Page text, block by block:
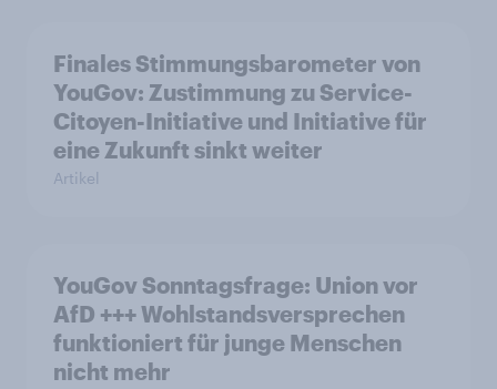
Finales Stimmungsbarometer von
YouGov: Zustimmung zu Service-
Citoyen-Initiative und Initiative für
eine Zukunft sinkt weiter
Artikel
YouGov Sonntagsfrage: Union vor
AfD +++ Wohlstandsversprechen
funktioniert für junge Menschen
nicht mehr